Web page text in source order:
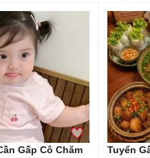
Gấp Cô Chăm
Tuyển